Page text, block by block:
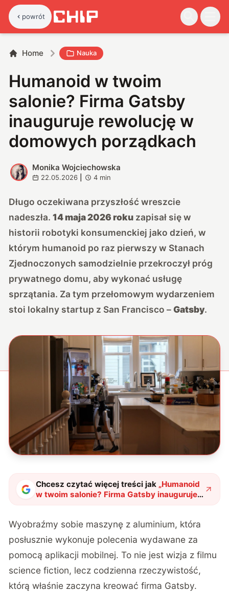
powrót
Home Nauka
Humanoid w twoim
salonie? Firma Gatsby
inauguruje rewolucję w
domowych porządkach
M
Monika Wojciechowska
22.05.2026 4 min
Długo oczekiwana przyszłość wreszcie
nadeszła.14 maja 2026 roku zapisał się w
historii robotyki konsumenckiej jako dzień, w
którym humanoid po raz pierwszy w Stanach
Zjednoczonych samodzielnie przekroczył próg
prywatnego domu, aby wykonać usługę
sprzątania. Za tym przełomowym wydarzeniem
stoi lokalny startup z San Francisco –Gatsby.
Chcesz czytać więcej treści jak „Humanoid
w twoim salonie? Firma Gatsby inauguruje
rewolucję w domowych porządkach"?
Wyobraźmy sobie maszynę z aluminium, która
posłusznie wykonuje polecenia wydawane za
pomocą aplikacji mobilnej. To nie jest wizja z filmu
science fiction, lecz codzienna rzeczywistość,
którą właśnie zaczyna kreować firma Gatsby.